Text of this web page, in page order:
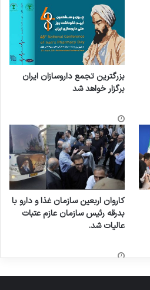
بزرگترین تجمع داروسازان ایران
برگزار خواهد شد
کاروان اربعین سازمان غذا و دارو با
بدرقه رئیس سازمان عازم عتبات
عالیات شد.